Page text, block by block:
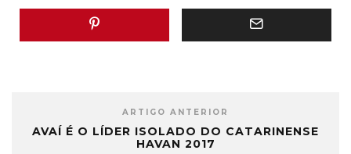
ARTIGO ANTERIOR
AVAÍ É O LÍDER ISOLADO DO CATARINENSE
HAVAN 2017